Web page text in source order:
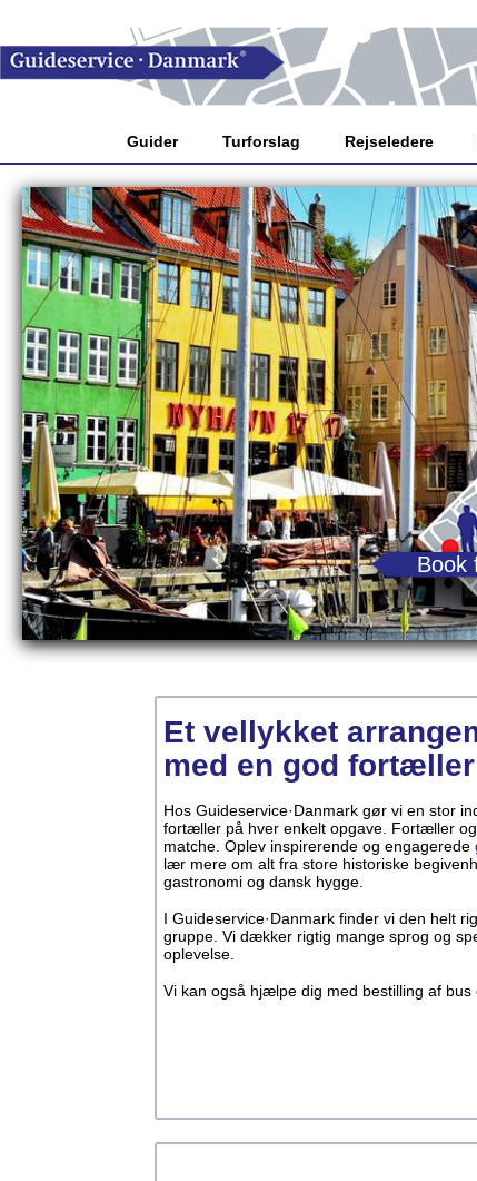
Guider Turforslag Rejseledere
Book
Et vellykket
med en god fortæller
Hos Guideservice·Danmark gør vi en stor
fortæller på hver enkelt opgave. Fortæller
matche. Oplev inspirerende og engagerede
lær mere om alt fra store historiske
gastronomi og dansk hygge.
I Guideservice·Danmark finder vi den helt
gruppe. Vi dækker rigtig mange sprog og
oplevelse.
Vi kan også hjælpe dig med bestilling af bus